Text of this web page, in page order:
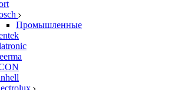
Промышленные